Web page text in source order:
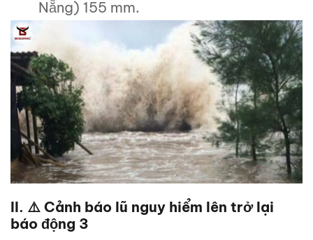
Nẵng) 155 mm.
II. ⚠️ Cảnh báo lũ nguy hiểm lên trở lại
báo động 3